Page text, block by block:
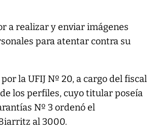
a realizar y enviar imágenes
para atentar contra su
la UFIJ Nº 20, a cargo del fiscal
los perfiles, cuyo titular poseía
Nº 3 ordenó el
al 3000.